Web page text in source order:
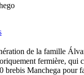
de la famille
fermière, qui
brebis Manchega pour